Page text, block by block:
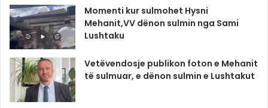
Momenti kur sulmohet Hysni
Mehanit,VV dënon sulmin nga Sami
Lushtaku
Vetëvendosje publikon foton e Mehanit
të sulmuar, e dënon sulmin e Lushtakut